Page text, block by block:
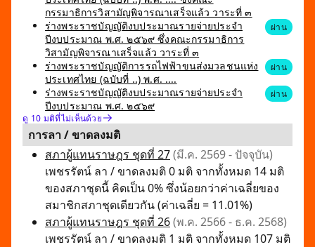
กรรมาธิการวิสามัญพิจารณาเสร็จแล้ว วาระที่ ๓
ร่างพระราชบัญญัติงบประมาณรายจ่ายประจำ
ปีงบประมาณ พ.ศ. ๒๕๖๙ ซึ่งคณะกรรมาธิการ
วิสามัญพิจารณาเสร็จแล้ว วาระที่ ๓
ผ่าน
ร่างพระราชบัญญัติการรถไฟฟ้าขนส่งมวลชนแห่ง
ประเทศไทย (ฉบับที่ ..) พ.ศ. ....
ผ่าน
ร่างพระราชบัญญัติงบประมาณรายจ่ายประจำ
ปีงบประมาณ พ.ศ. ๒๕๖๙
ผ่าน
ดู 10 มติที่ไม่เห็นด้วย
การลา / ขาดลงมติ
สภาผู้แทนราษฎร ชุดที่ 27(มี.ค. 2569 - ปัจจุบัน)
เพชรรัตน์ ลา / ขาดลงมติ 0 มติ จากทั้งหมด 14 มติ
ของสภาชุดนี้ คิดเป็น 0% ซึ่งน้อยกว่าค่าเฉลี่ยของ
สมาชิกสภาชุดเดียวกัน (ค่าเฉลี่ย = 11.01%)
สภาผู้แทนราษฎร ชุดที่ 26(พ.ค. 2566 - ธ.ค. 2568)
เพชรรัตน์ ลา / ขาดลงมติ 1 มติ จากทั้งหมด 107 มติ